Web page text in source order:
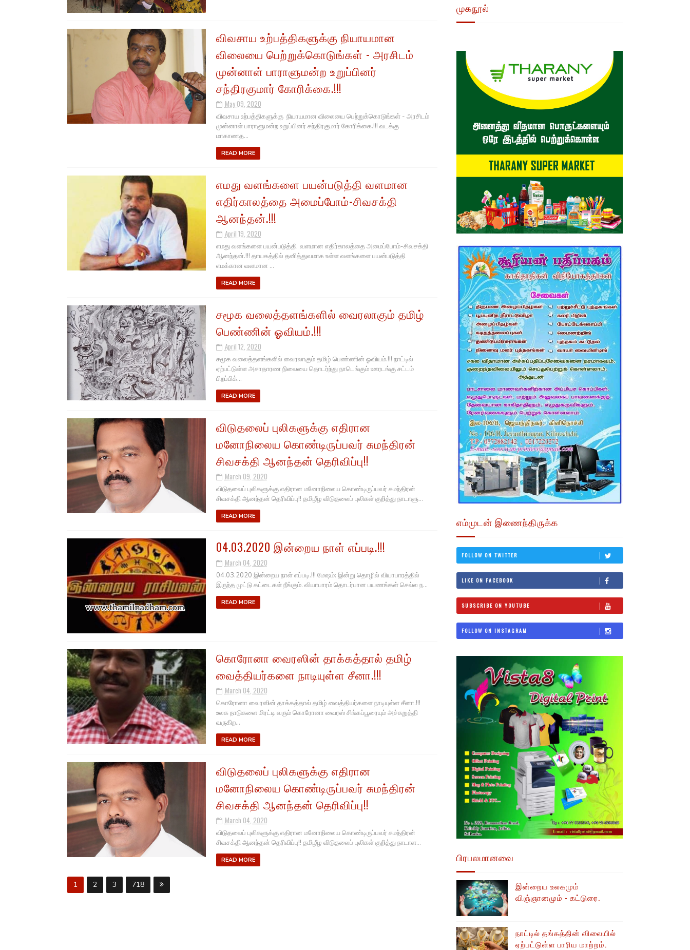
விவசாய உற்பத்திகளுக்கு நியாயமான
விலையை பெற்றுக்கொடுங்கள் - அரசிடம்
முன்னாள் பாராளுமன்ற உறுப்பினர்
சந்திரகுமார் கோரிக்கை.!!!
May 09, 2020
விவசாய உற்பத்திகளுக்கு நியாயமான விலையை பெற்றுக்கொடுங்கள் - அரசிடம்
முன்னாள் பாராளுமன்ற உறுப்பினர் சந்திரகுமார் கோரிக்கை.!!! வடக்கு
மாகாணத...
READ MORE
எமது வளங்களை பயன்படுத்தி வளமான
எதிர்காலத்தை அமைப்போம்-சிவசக்தி
ஆனந்தன்.!!!
April 19, 2020
எமது வளங்களை பயன்படுத்தி வளமான எதிர்காலத்தை அமைப்போம்-சிவசக்தி
ஆனந்தன்.!!! தாயகத்தில் தனித்துவமாக உள்ள வளங்களை பயன்படுத்தி
எமக்கான வளமான ...
READ MORE
சமூக வலைத்தளங்களில் வைரலாகும் தமிழ்
பெண்ணின் ஓவியம்.!!!
April 12, 2020
சமூக வலைத்தளங்களில் வைரலாகும் தமிழ் பெண்ணின் ஓவியம்.!!! நாட்டில்
ஏற்பட்டுள்ள அசாதாரண நிலையை தொடர்ந்து நாடெங்கும் ஊரடங்கு சட்டம்
பிறப்பிக்...
READ MORE
விடுதலைப் புலிகளுக்கு எதிரான
மனோநிலைய கொண்டிருப்பவர் சுமந்திரன்
சிவசக்தி ஆனந்தன் தெரிவிப்பு!!
March 09, 2020
விடுதலைப் புலிகளுக்கு எதிரான மனோநிலைய கொண்டிருப்பவர் சுமந்திரன்
சிவசக்தி ஆனந்தன் தெரிவிப்பு!! தமிழீழ விடுதலைப் புலிகள் குறித்து நாடாளு...
READ MORE
04.03.2020 இன்றைய நாள் எப்படி.!!!
March 04, 2020
04.03.2020 இன்றைய நாள் எப்படி.!!! மேஷம்: இன்று தொழில் வியாபாரத்தில்
இருந்த முட்டு கட்டைகள் நீங்கும். வியாபாரம் தொடர்பான பயணங்கள் செல்ல ந...
READ MORE
கொரோனா வைரஸின் தாக்கத்தால் தமிழ்
வைத்தியர்களை நாடியுள்ள சீனா.!!!
March 04, 2020
கொரோனா வைரஸின் தாக்கத்தால் தமிழ் வைத்தியர்களை நாடியுள்ள சீனா.!!!
உலக நாடுகளை மிரட்டி வரும் கொரோனா வைரஸ் சிங்கப்பூரையும் அச்சுறுத்தி
வருகிற...
READ MORE
விடுதலைப் புலிகளுக்கு எதிரான
மனோநிலைய கொண்டிருப்பவர் சுமந்திரன்
சிவசக்தி ஆனந்தன் தெரிவிப்பு!!
March 04, 2020
விடுதலைப் புலிகளுக்கு எதிரான மனோநிலைய கொண்டிருப்பவர் சுமந்திரன்
சிவசக்தி ஆனந்தன் தெரிவிப்பு!! தமிழீழ விடுதலைப் புலிகள் குறித்து நாடாள...
READ MORE
1 2 3 718
முகநூல்
எம்முடன் இணைந்திருக்க
FOLLOW ON TWITTER
LIKE ON FACEBOOK
SUBSCRIBE ON YOUTUBE
FOLLOW ON INSTAGRAM
பிரபலமானவை
இன்றைய உலகமும்
விஞ்ஞானமும் - கட்டுரை.
நாட்டில் தங்கத்தின் விலையில்
ஏற்பட்டுள்ள பாரிய மாற்றம்.